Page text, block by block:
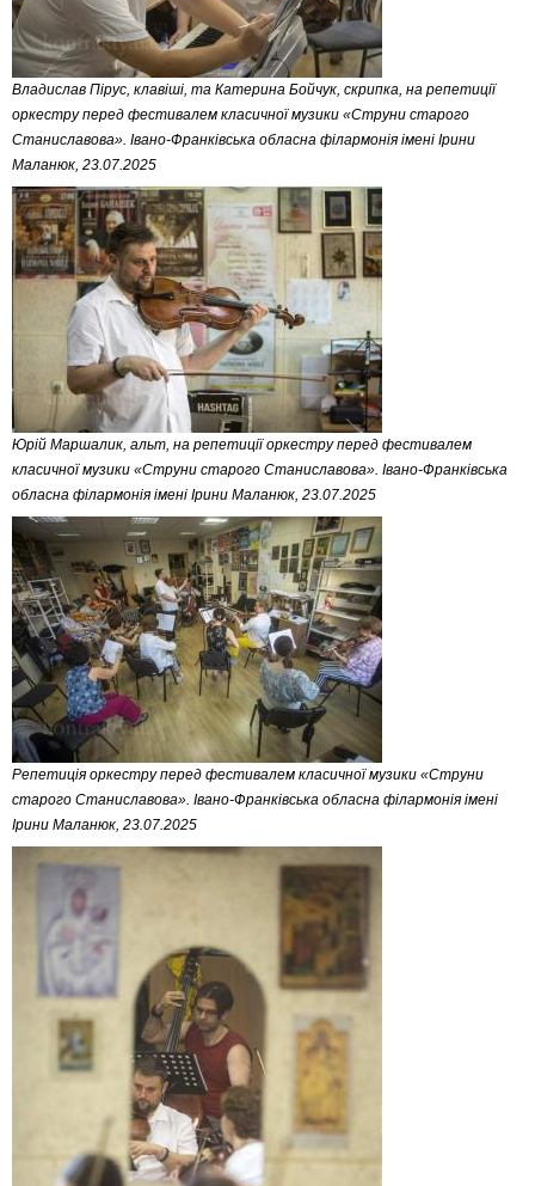
Владислав Пірус, клавіші, та Катерина Бойчук, скрипка, на репетиції
оркестру перед фестивалем класичної музики «Струни старого
Станиславова». Івано-Франківська обласна філармонія імені Ірини
Маланюк, 23.07.2025
Юрій Маршалик, альт, на репетиції оркестру перед фестивалем
класичної музики «Струни старого Станиславова». Івано-Франківська
обласна філармонія імені Ірини Маланюк, 23.07.2025
Репетиція оркестру перед фестивалем класичної музики «Струни
старого Станиславова». Івано-Франківська обласна філармонія імені
Ірини Маланюк, 23.07.2025